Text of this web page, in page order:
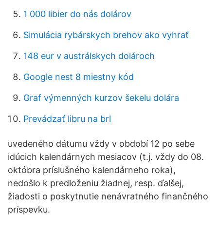
1 000 libier do nás dolárov
Simulácia rybárskych brehov ako vyhrať
148 eur v austrálskych dolároch
Google nest 8 miestny kód
Graf výmenných kurzov šekelu dolára
Prevádzať libru na brl
uvedeného dátumu vždy v období 12 po sebe
idúcich kalendárnych mesiacov (t.j. vždy do 08.
októbra príslušného kalendárneho roka),
nedošlo k predloženiu žiadnej, resp. ďalšej,
žiadosti o poskytnutie nenávratného finančného
príspevku.